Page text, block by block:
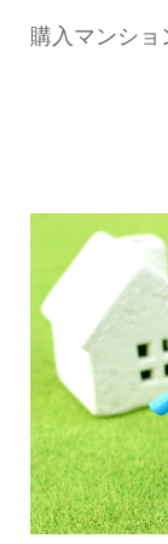
購入マンシ
所在
山陰本
建築